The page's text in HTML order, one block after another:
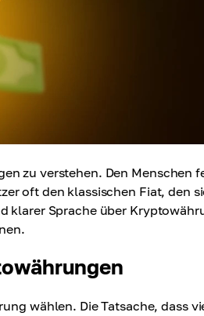
zu verstehen. Den Menschen
oft den klassischen Fiat, den
klarer Sprache über
wählen. Die Tatsache, dass